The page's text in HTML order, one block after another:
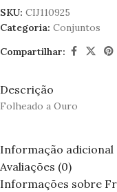
SKU: CIJ110925
Categoria: Conjuntos
Compartilhar:
Descrição
Folheado a Ouro
Informação adicional
Avaliações (0)
Informações sobre